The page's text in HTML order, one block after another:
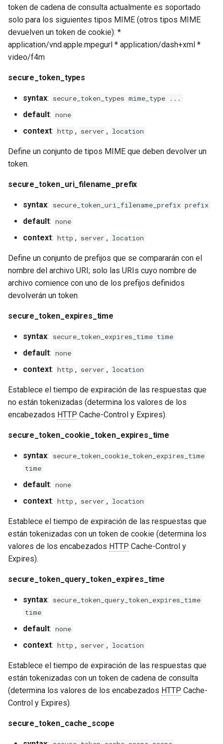
end
ip_address
Broadpeak
secure_token_broadpeak
param_name
end
session_end
additional_querylist
Parámetros de encriptación
de URI
secure_token_encrypt_uri
secure_token_encrypt_uri_iv
secure_token_encrypt_uri_part
secure_token_encrypt_uri_hash_size
Formato de tiempo
Configuraciones de ejemplo
Empaquetado HLS con
tokens de Akamai
Empaquetado HDS con
tokens de CloudFront
HLS Encriptado con
seguridad de token en la
clave de encriptación
Agregar seguridad de token
sobre un flujo en vivo
HDS/HLS existente
Encriptación de URI
Variables de Nginx
hyperscan
influx
ini
injection
iputils
jit-uuid
jq
jump-consistent-hash
jwt-verification
kafka
libcjson
limit-rate
limit-traffic
locations
logger-socket
macaroons
mail
mlcache
multiplexer
murmurhash2
mysql
token de cadena de consulta actualmente es soportado
solo para los siguientes tipos MIME (otros tipos MIME
devuelven un token de cookie): *
application/vnd.apple.mpegurl * application/dash+xml *
video/f4m
secure_token_types
syntax: secure_token_types mime_type ...
default: none
context: http , server , location
Define un conjunto de tipos MIME que deben devolver un
token.
secure_token_uri_filename_prefix
syntax: secure_token_uri_filename_prefix prefix
default: none
context: http , server , location
Define un conjunto de prefijos que se compararán con el
nombre del archivo URI; solo las URIs cuyo nombre de
archivo comience con uno de los prefijos definidos
devolverán un token.
secure_token_expires_time
syntax: secure_token_expires_time time
default: none
context: http , server , location
Establece el tiempo de expiración de las respuestas que
no están tokenizadas (determina los valores de los
encabezados HTTP Cache-Control y Expires).
secure_token_cookie_token_expires_time
syntax: secure_token_cookie_token_expires_time
time
default: none
context: http , server , location
Establece el tiempo de expiración de las respuestas que
están tokenizadas con un token de cookie (determina los
valores de los encabezados HTTP Cache-Control y
Expires).
secure_token_query_token_expires_time
syntax: secure_token_query_token_expires_time
time
default: none
context: http , server , location
Establece el tiempo de expiración de las respuestas que
están tokenizadas con un token de cadena de consulta
(determina los valores de los encabezados HTTP Cache-
Control y Expires).
secure_token_cache_scope